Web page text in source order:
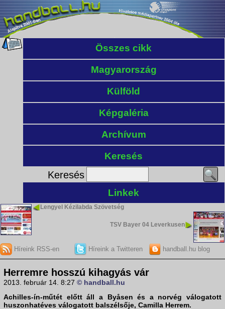
Összes cikk
Magyarország
Külföld
Képgaléria
Archívum
Keresés
Keresés
Linkek
Lengyel Kézilabda Szövetség
TSV Bayer 04 Leverkusen
Híreink RSS-en Híreink a Twitteren handball.hu blog
Herremre hosszú kihagyás vár
2013. február 14. 8:27 © handball.hu
Achilles-ín-műtét előtt áll a Byåsen és a norvég válogatott
huszonhatéves válogatott balszélsője, Camilla Herrem.